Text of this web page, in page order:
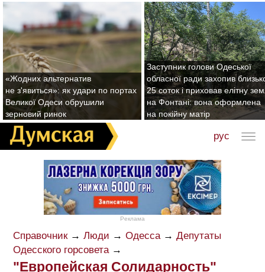
«Жодних альтернатив
не з'явиться»: як удари по портах
Великої Одеси обрушили
зерновий ринок
Заступник голови Одеської
обласної ради захопив
25 соток і приховав елітну
на Фонтані: вона оформлена
на покійну матір
рус
Реклама
Справочник→ Люди → Одесса→ Депутаты
Одесского горсовета→
"Европейская Солидарность"